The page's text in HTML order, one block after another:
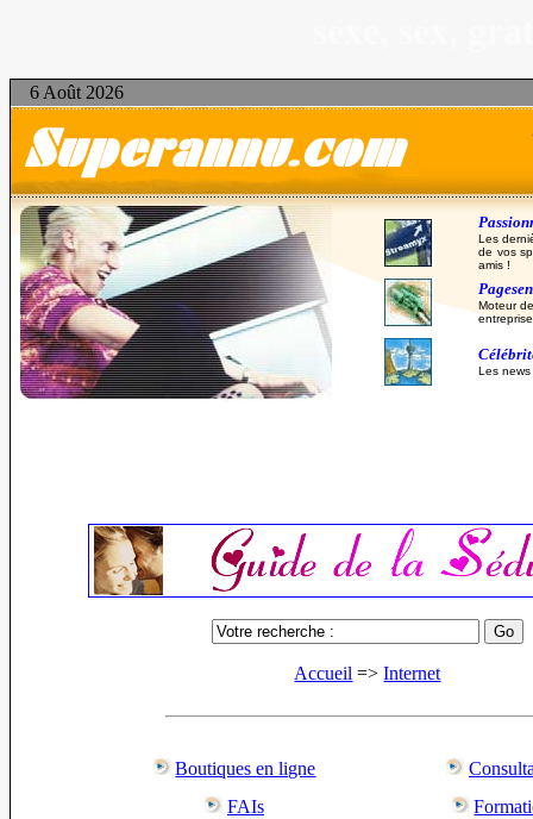
6 Août 2026
Les
de vos
amis !
Moteur
Les
Accueil =>Internet
Boutiques en ligne
FAIs